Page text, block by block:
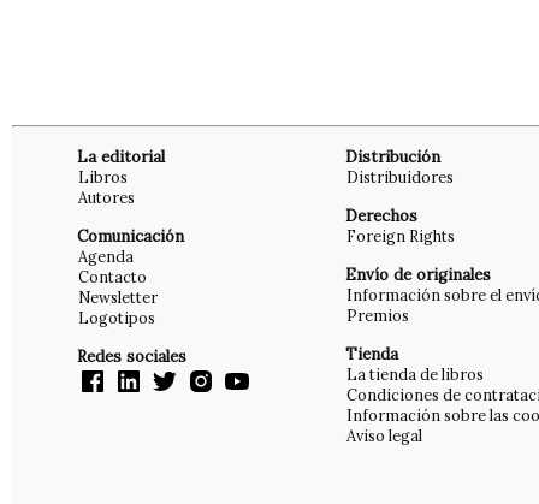
La editorial
Libros
Autores
Comunicación
Agenda
Contacto
Newsletter
Logotipos
Redes sociales
Distribución
Distribuidores
Derechos
Foreign Rights
Envío de originales
Información sobre el
Premios
Tienda
La tienda de libros
Condiciones de
Información sobre las
Aviso legal